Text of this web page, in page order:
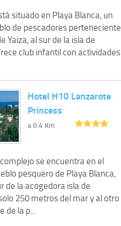
situado en Playa Blanca, un
de pescadores perteneciente
Yaiza, al sur de la isla de
club infantil con actividades
Hotel H10 Lanzarote
Princess
a 0.4 Km
se encuentra en el
pesquero de Playa Blanca,
de la acogedora isla de
250 metros del mar y al otro
la p...